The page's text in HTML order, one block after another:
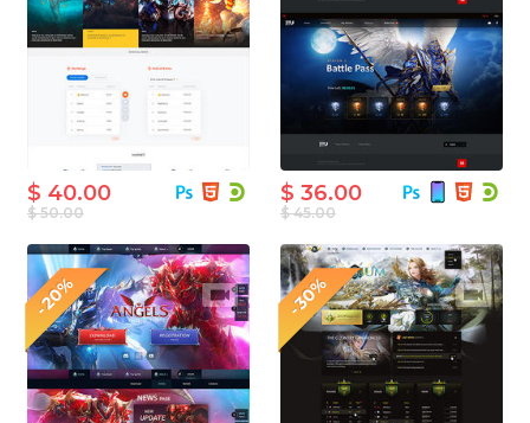
$ 50.00
$ 40.00
$ 45.00
$ 36.00
-20% -30%